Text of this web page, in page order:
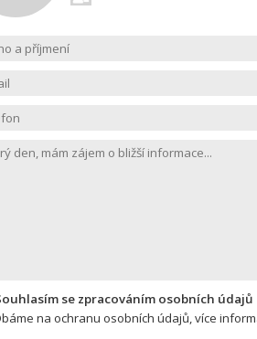
se zpracováním osobních údajů
na ochranu osobních údajů, více